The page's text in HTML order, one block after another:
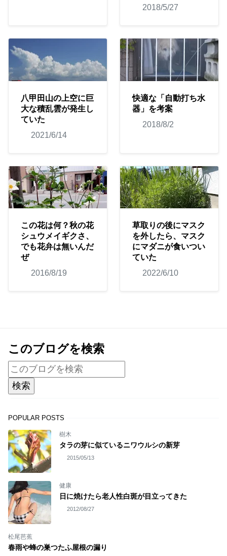
2018/5/27
八甲田山の上空に巨
大な積乱雲が発生し
ていた
2021/6/14
快適な「自動打ち水
器」を考案
2018/8/2
この花は何？秋の花
シュウメイギクさ、
でも花弁は無いんだ
ぜ
2016/8/19
草取りの後にマスク
を外したら、マスク
にマダニが食いつい
ていた
2022/6/10
このブログを検索
POPULAR POSTS
樹木
タラの芽に似ているニワウルシの新芽
2015/05/13
健康
日に焼けたら老人性白斑が目立ってきた
2012/08/27
松尾芭蕉
春雨や蜂の巣つたふ屋根の漏り